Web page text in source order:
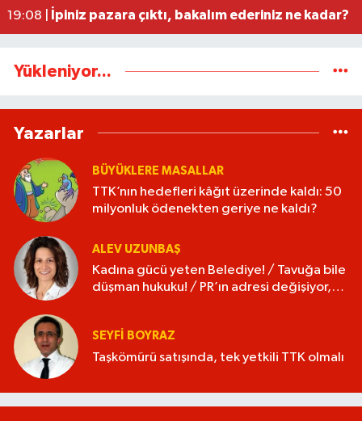
19:08 |
İpiniz pazara çıktı, bakalım ederiniz ne kadar?
Yükleniyor...
Yazarlar
BÜYÜKLERE MASALLAR
TTK’nın hedefleri kâğıt üzerinde kaldı: 50
milyonluk ödenekten geriye ne kaldı?
ALEV UZUNBAŞ
Kadına gücü yeten Belediye! / Tavuğa bile
düşman hukuku! / PR’ın adresi değişiyor,
SEYFI BOYRAZ
Taşkömürü satışında, tek yetkili TTK olmalı